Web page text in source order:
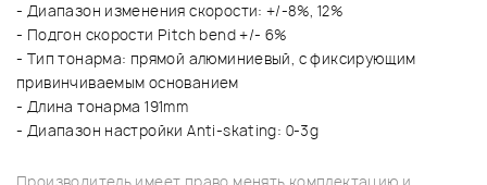
- Диапазон изменения скорости: +/-8%, 12%
- Подгон скорости Pitch bend +/- 6%
- Тип тонарма: прямой алюминиевый, с фиксирующим
привинчиваемым основанием
- Длина тонарма 191mm
- Диапазон настройки Anti-skating: 0-3g